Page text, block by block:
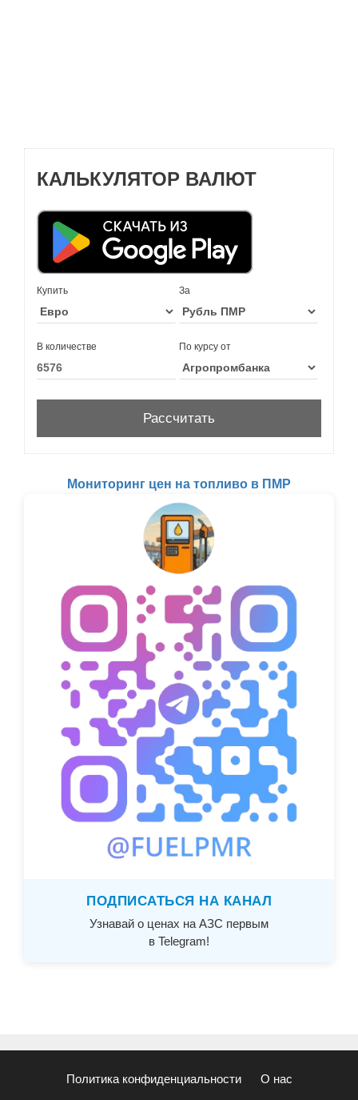
КАЛЬКУЛЯТОР ВАЛЮТ
Купить За
В количестве По курсу от
Мониторинг цен на топливо в ПМР
ПОДПИСАТЬСЯ НА КАНАЛ
Узнавай о ценах на АЗС первым
в Telegram!
Политика конфиденциальности О нас